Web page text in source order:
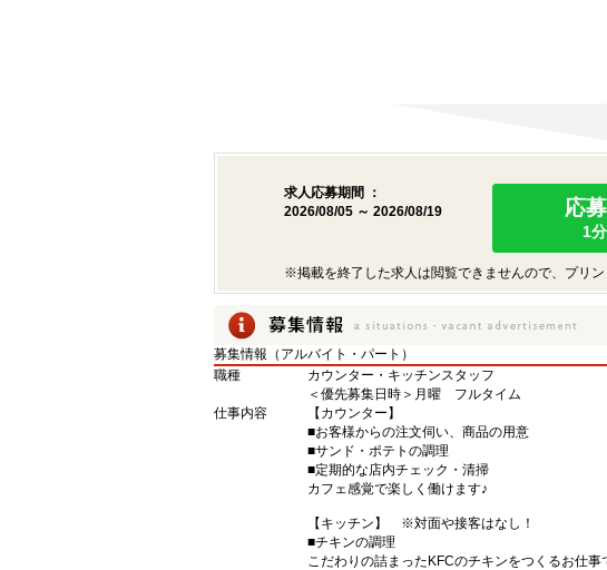
求人応募期間 ：
2026/08/05 ～ 2026/08/19
応
1
※掲載を終了した求人は閲覧できませんので、プリン
募集情報（アルバイト・パート）
職種
カウンター・キッチンスタッフ
＜優先募集日時＞月曜 フルタイム
仕事内容
【カウンター】
■お客様からの注文伺い、商品の用意
■サンド・ポテトの調理
■定期的な店内チェック・清掃
カフェ感覚で楽しく働けます♪
【キッチン】 ※対面や接客はなし！
■チキンの調理
こだわりの詰まったKFCのチキンをつくるお仕事